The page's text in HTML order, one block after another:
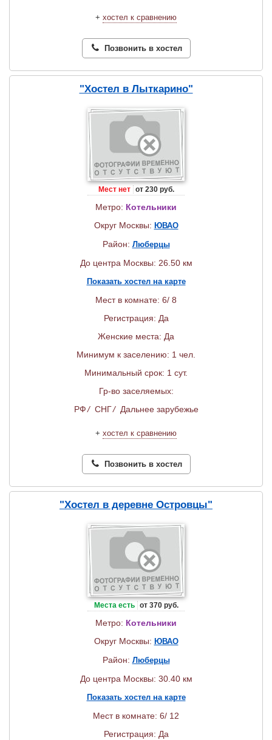
+ хостел к сравнению
Позвонить в хостел
"Хостел в Лыткарино"
Мест нет от 230 руб.
Метро: Котельники
Округ Москвы: ЮВАО
Район: Люберцы
До центра Москвы: 26.50 км
Показать хостел на карте
Мест в комнате: 6/ 8
Регистрация: Да
Женские места: Да
Минимум к заселению: 1 чел.
Минимальный срок: 1 сут.
Гр-во заселяемых:
РФ/ СНГ/ Дальнее зарубежье
+ хостел к сравнению
Позвонить в хостел
"Хостел в деревне Островцы"
Места есть от 370 руб.
Метро: Котельники
Округ Москвы: ЮВАО
Район: Люберцы
До центра Москвы: 30.40 км
Показать хостел на карте
Мест в комнате: 6/ 12
Регистрация: Да